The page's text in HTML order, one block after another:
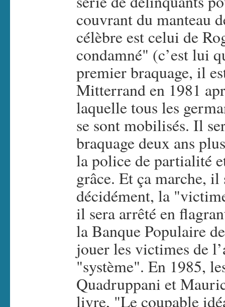
couvrant du manteau
célèbre est celui de
condamné" (c’est lui
premier braquage, il
Mitterrand en 1981
laquelle tous les
se sont mobilisés. Il
braquage deux ans
la police de partialité
grâce. Et ça marche,
décidément, la
il sera arrêté en
la Banque Populaire
jouer les victimes de
"système". En 1985,
Quadruppani et
livre, "Le coupable